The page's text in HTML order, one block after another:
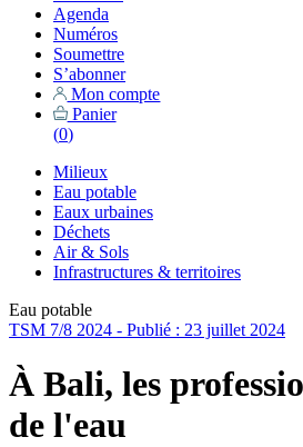
Agenda
Numéros
Soumettre
S’abonner
Mon compte
Panier
(0)
Milieux
Eau potable
Eaux urbaines
Déchets
Air & Sols
Infrastructures & territoires
Eau potable
TSM 7/8 2024 - Publié : 23 juillet 2024
À Bali, les
de l'eau